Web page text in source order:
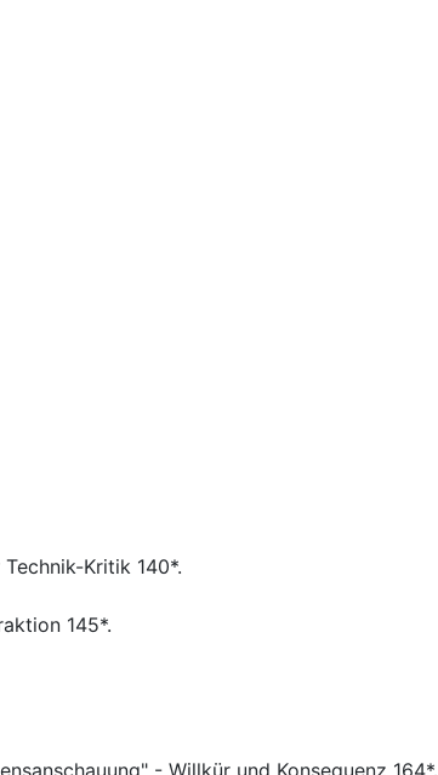
Kritik 140*.
145*.
- Willkür und Konsequenz 164*.